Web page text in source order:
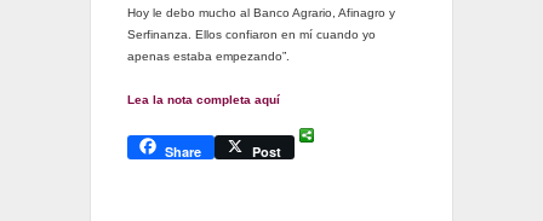
Hoy le debo mucho al Banco Agrario, Afinagro y
Serfinanza. Ellos confiaron en mí cuando yo
apenas estaba empezando”.
Lea la nota completa aquí
Share Post